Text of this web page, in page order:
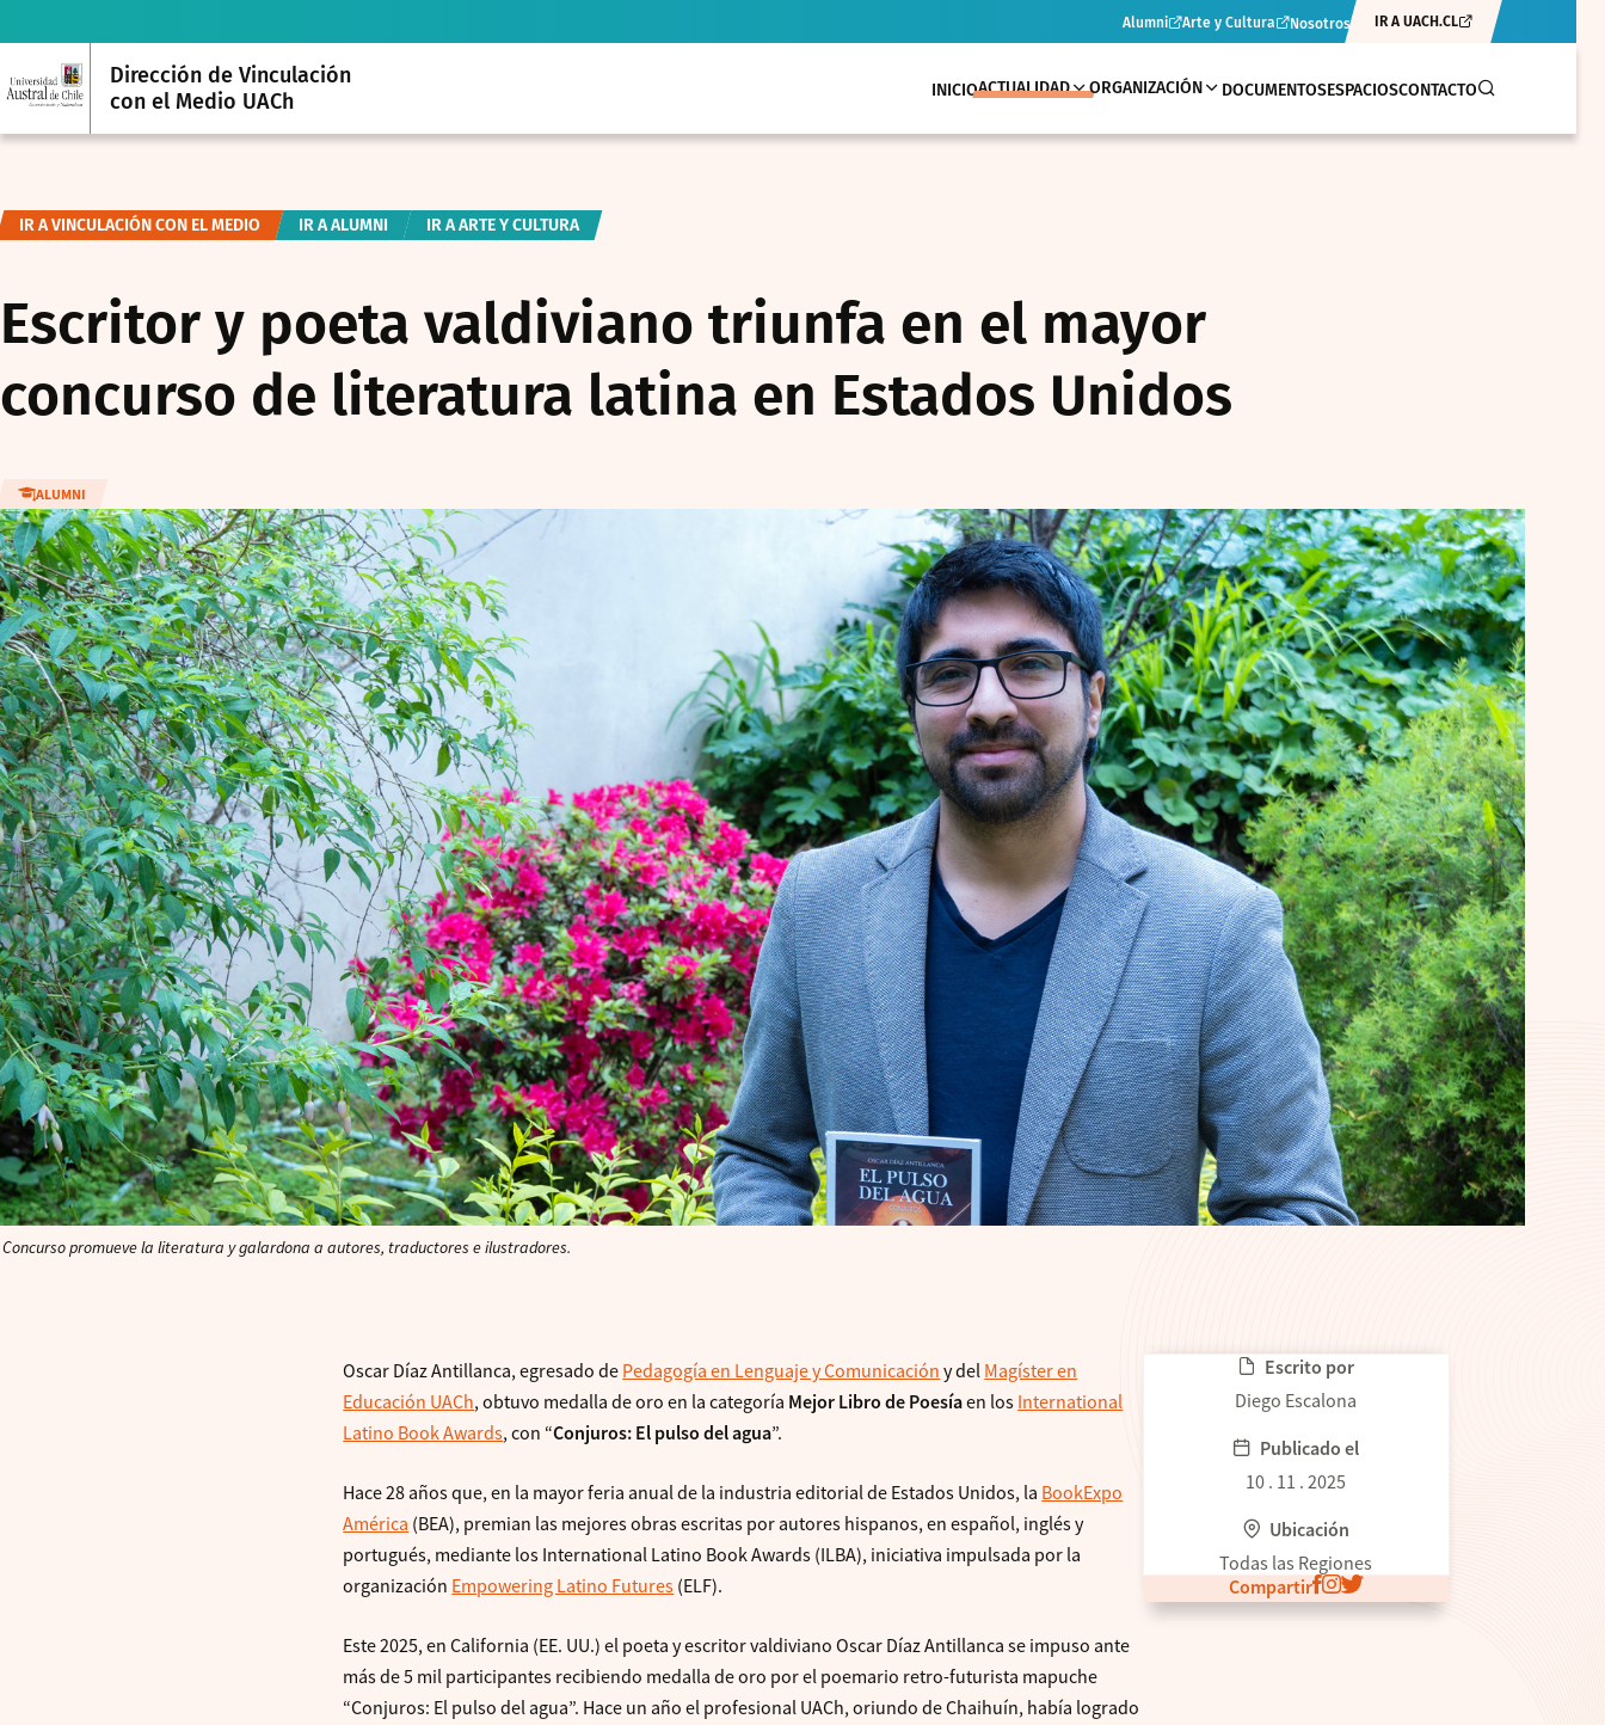
Alumni Arte y Cultura Nosotros IR A UACH.CL
Dirección de Vinculación
con el Medio UACh
INICIOACTUALIDAD ORGANIZACIÓN DOCUMENTOSESPACIOSCONTACTO
IR A VINCULACIÓN CON EL MEDIO IR A ALUMNI IR A ARTE Y CULTURA
Escritor y poeta valdiviano triunfa en el mayor
concurso de literatura latina en Estados Unidos
ALUMNI
Concurso promueve la literatura y galardona a autores, traductores e ilustradores.
Oscar Díaz Antillanca, egresado de Pedagogía en Lenguaje y Comunicación y del Magíster en
Educación UACh, obtuvo medalla de oro en la categoría Mejor Libro de Poesíaen los International
Latino Book Awards, con “Conjuros: El pulso del agua”.
Hace 28 años que, en la mayor feria anual de la industria editorial de Estados Unidos, la BookExpo
América (BEA), premian las mejores obras escritas por autores hispanos, en español, inglés y
portugués, mediante los International Latino Book Awards (ILBA), iniciativa impulsada por la
organización Empowering Latino Futures (ELF).
Este 2025, en California (EE. UU.) el poeta y escritor valdiviano Oscar Díaz Antillanca se impuso ante
más de 5 mil participantes recibiendo medalla de oro por el poemario retro-futurista mapuche
“Conjuros: El pulso del agua”. Hace un año el profesional UACh, oriundo de Chaihuín, había logrado
Escrito por
Diego Escalona
Publicado el
10 . 11 . 2025
Ubicación
Todas las Regiones
Compartir